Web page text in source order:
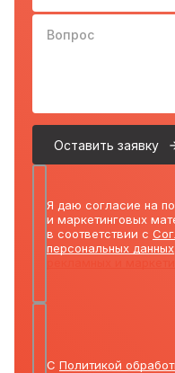
Вопрос
Оставить заявку
Я даю согласие на
и маркетинговых
в соответствии с
персональных данных
С Политикой